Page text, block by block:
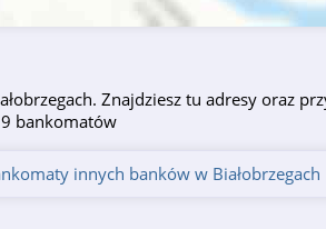
Znajdziesz tu adresy oraz
bankomatów
innych banków w Białobrzegach